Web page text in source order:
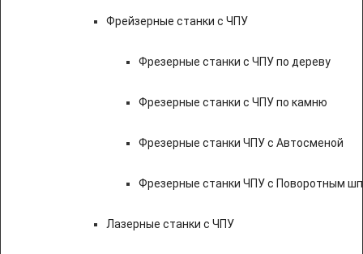
Фрейзерные станки с ЧПУ
Фрезерные станки с ЧПУ по дереву
Фрезерные станки с ЧПУ по камню
Фрезерные станки ЧПУ с Автосменой
Фрезерные станки ЧПУ с Поворотным
Лазерные станки с ЧПУ